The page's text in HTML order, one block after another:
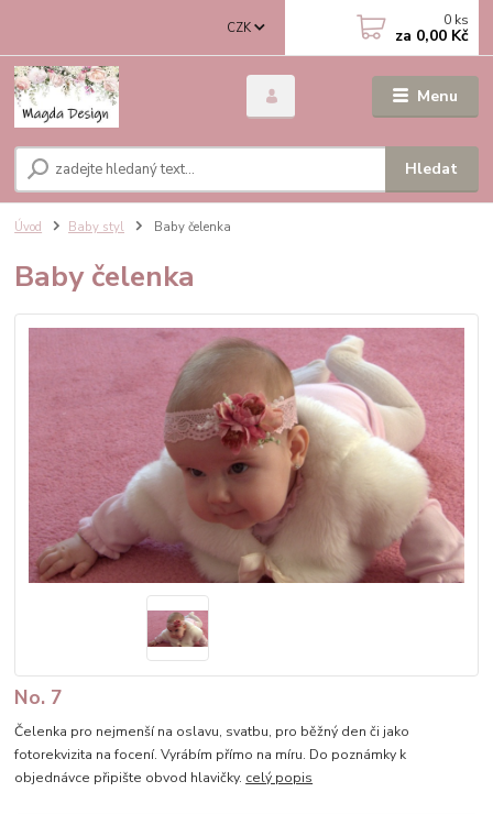
Menu
CZK
Hledat
0 ks
za 0,00 Kč
Úvod Baby styl Baby čelenka
Baby čelenka
No. 7
Čelenka pro nejmenší na oslavu, svatbu, pro běžný den či jako
fotorekvizita na focení. Vyrábím přímo na míru. Do poznámky k
objednávce připište obvod hlavičky. celý popis